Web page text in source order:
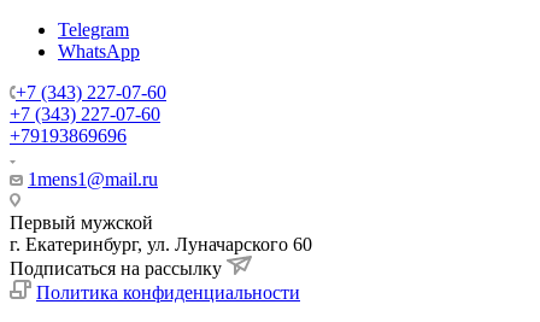
Telegram
WhatsApp
+7 (343) 227-07-60
+7 (343) 227-07-60
+79193869696
1mens1@mail.ru
Первый мужской
г. Екатеринбург, ул. Луначарского 60
Подписаться на рассылку
Политика конфиденциальности